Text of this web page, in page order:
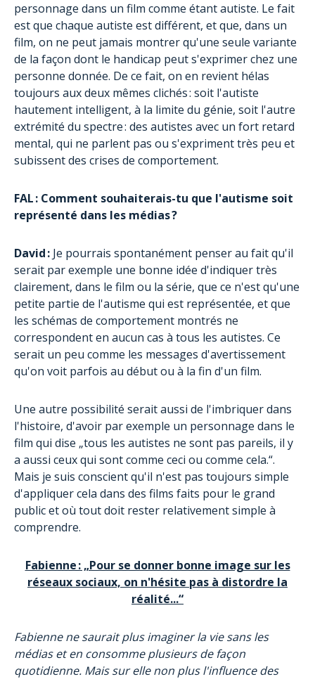
personnage dans un film comme étant autiste. Le fait
est que chaque autiste est différent, et que, dans un
film, on ne peut jamais montrer qu'une seule variante
de la façon dont le handicap peut s'exprimer chez une
personne donnée. De ce fait, on en revient hélas
toujours aux deux mêmes clichés : soit l'autiste
hautement intelligent, à la limite du génie, soit l'autre
extrémité du spectre : des autistes avec un fort retard
mental, qui ne parlent pas ou s'expriment très peu et
subissent des crises de comportement.
FAL : Comment souhaiterais-tu que l'autisme soit
représenté dans les médias ?
David : Je pourrais spontanément penser au fait qu'il
serait par exemple une bonne idée d'indiquer très
clairement, dans le film ou la série, que ce n'est qu'une
petite partie de l'autisme qui est représentée, et que
les schémas de comportement montrés ne
correspondent en aucun cas à tous les autistes. Ce
serait un peu comme les messages d'avertissement
qu'on voit parfois au début ou à la fin d'un film.
Une autre possibilité serait aussi de l'imbriquer dans
l'histoire, d'avoir par exemple un personnage dans le
film qui dise „tous les autistes ne sont pas pareils, il y
a aussi ceux qui sont comme ceci ou comme cela.“.
Mais je suis conscient qu'il n'est pas toujours simple
d'appliquer cela dans des films faits pour le grand
public et où tout doit rester relativement simple à
comprendre.
Fabienne : „Pour se donner bonne image sur les
réseaux sociaux, on n'hésite pas à distordre la
réalité...“
Fabienne ne saurait plus imaginer la vie sans les
médias et en consomme plusieurs de façon
quotidienne. Mais sur elle non plus l'influence des